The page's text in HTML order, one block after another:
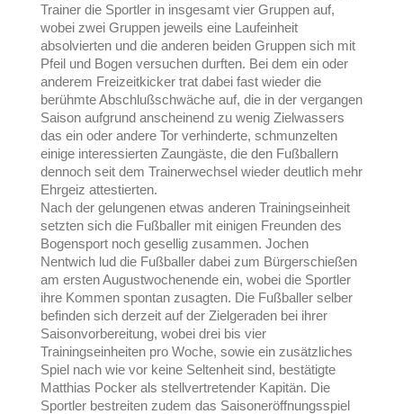
Trainer die Sportler in insgesamt vier Gruppen auf,
wobei zwei Gruppen jeweils eine Laufeinheit
absolvierten und die anderen beiden Gruppen sich mit
Pfeil und Bogen versuchen durften. Bei dem ein oder
anderem Freizeitkicker trat dabei fast wieder die
berühmte Abschlußschwäche auf, die in der vergangen
Saison aufgrund anscheinend zu wenig Zielwassers
das ein oder andere Tor verhinderte, schmunzelten
einige interessierten Zaungäste, die den Fußballern
dennoch seit dem Trainerwechsel wieder deutlich mehr
Ehrgeiz attestierten.
Nach der gelungenen etwas anderen Trainingseinheit
setzten sich die Fußballer mit einigen Freunden des
Bogensport noch gesellig zusammen. Jochen
Nentwich lud die Fußballer dabei zum Bürgerschießen
am ersten Augustwochenende ein, wobei die Sportler
ihre Kommen spontan zusagten. Die Fußballer selber
befinden sich derzeit auf der Zielgeraden bei ihrer
Saisonvorbereitung, wobei drei bis vier
Trainingseinheiten pro Woche, sowie ein zusätzliches
Spiel nach wie vor keine Seltenheit sind, bestätigte
Matthias Pocker als stellvertretender Kapitän. Die
Sportler bestreiten zudem das Saisoneröffnungsspiel